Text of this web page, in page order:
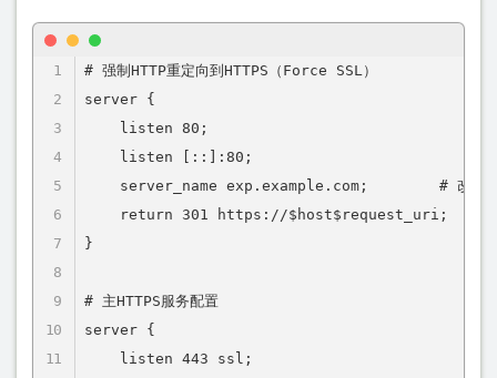
# 强制HTTP重定向到HTTPS（Force SSL）
server {
    listen 80;
    listen [::]:80;
server_name exp.example.com;        # 改为您
return 301 https://$host$request_uri;  # 自
}
# 主HTTPS服务配置
server {
    listen 443 ssl;